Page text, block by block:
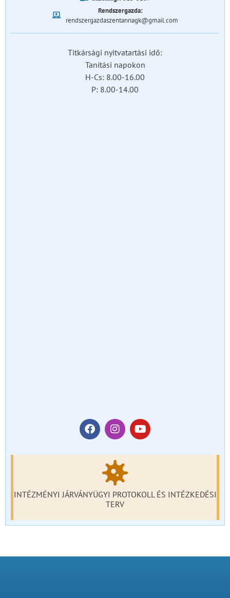
Rendszergazda:
rendszergazdaszentannagk@gmail.com
Titkársági nyitvatartási idő:
Tanítási napokon
H-Cs: 8.00-16.00
P: 8.00-14.00
INTÉZMÉNYI JÁRVÁNYÜGYI PROTOKOLL ÉS INTÉZKEDÉSI
TERV